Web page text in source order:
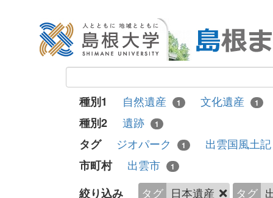
種別1 自然遺産 1 文化遺産 1
種別2 遺跡 1
タグ ジオパーク 1
出雲国風土
市町村
出雲市 1
絞り込み タグ 日本遺産 タグ